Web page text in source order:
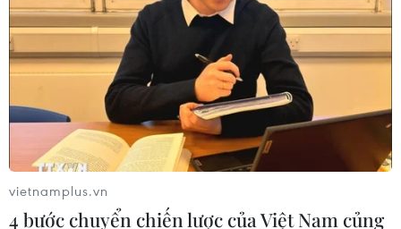
TIN CÙNG CHUYÊN MỤC
vietnamplus.vn
4 bước chuyển chiến lược của Việt Nam củng